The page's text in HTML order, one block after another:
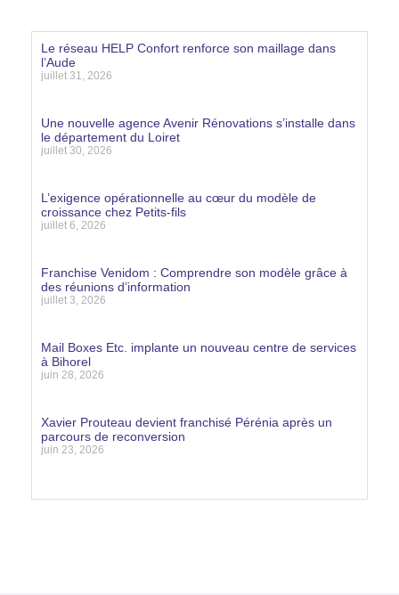
Le réseau HELP Confort renforce son maillage dans
l’Aude
juillet 31, 2026
Une nouvelle agence Avenir Rénovations s’installe dans
le département du Loiret
juillet 30, 2026
L’exigence opérationnelle au cœur du modèle de
croissance chez Petits-fils
juillet 6, 2026
Franchise Venidom : Comprendre son modèle grâce à
des réunions d’information
juillet 3, 2026
Mail Boxes Etc. implante un nouveau centre de services
à Bihorel
juin 28, 2026
Xavier Prouteau devient franchisé Pérénia après un
parcours de reconversion
juin 23, 2026